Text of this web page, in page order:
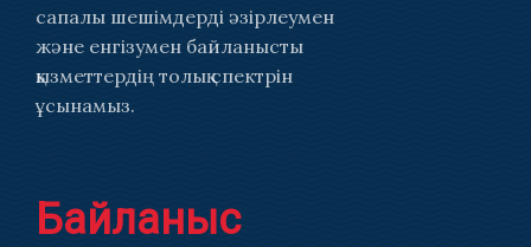
сапалы шешімдерді әзірлеумен
және енгізумен байланысты
қызметтердің толық спектрін
ұсынамыз.
Байланыс